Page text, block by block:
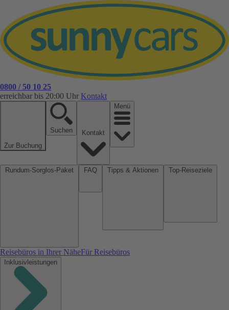
0800 / 50 10 25
erreichbar bis 20:00 Uhr Kontakt
Zur Buchung
Suchen
Menü
Reisebüros in Ihrer NäheFür Reisebüros
Inklusivleistungen